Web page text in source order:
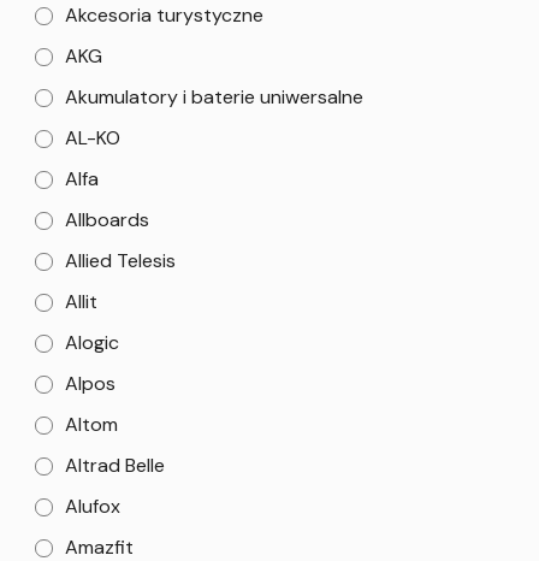
Akcesoria turystyczne
AKG
Akumulatory i baterie uniwersalne
AL-KO
Alfa
Allboards
Allied Telesis
Allit
Alogic
Alpos
Altom
Altrad Belle
Alufox
Amazfit